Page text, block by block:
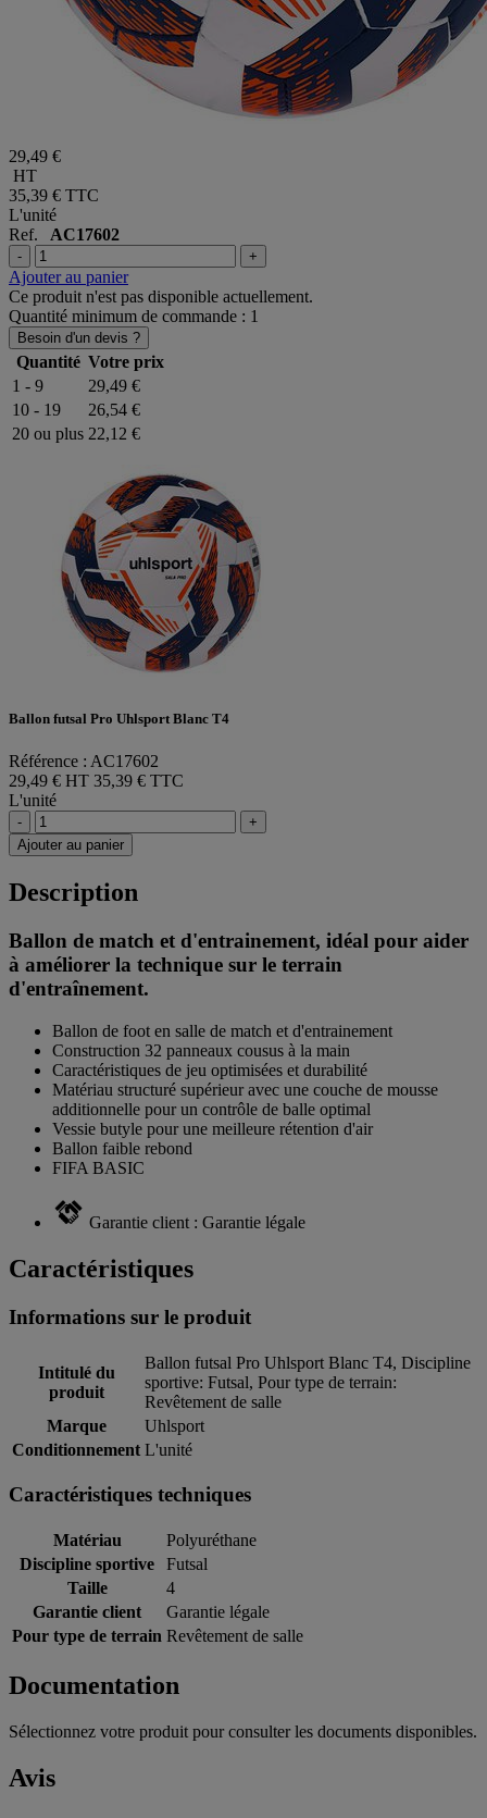
29,49 €
HT
35,39 € TTC
L'unité
Ref. AC17602
- +
Ajouter au panier
Ce produit n'est pas disponible actuellement.
Quantité minimum de commande : 1
Besoin d'un devis ?
Quantité Votre prix
1 - 9
29,49 €
10 - 19
26,54 €
20 ou plus 22,12 €
Ballon futsal Pro Uhlsport Blanc T4
Référence : AC17602
29,49 € HT 35,39 € TTC
L'unité
-
+
Ajouter au panier
Description
Ballon de match et d'entrainement, idéal pour aider
à améliorer la technique sur le terrain
d'entraînement.
Ballon de foot en salle de match et d'entrainement
Construction 32 panneaux cousus à la main
Caractéristiques de jeu optimisées et durabilité
Matériau structuré supérieur avec une couche de mousse
additionnelle pour un contrôle de balle optimal
Vessie butyle pour une meilleure rétention d'air
Ballon faible rebond
FIFA BASIC
Garantie client : Garantie légale
Caractéristiques
Informations sur le produit
Intitulé du
produit
Ballon futsal Pro Uhlsport Blanc T4, Discipline
sportive: Futsal, Pour type de terrain:
Revêtement de salle
Marque
Uhlsport
Conditionnement L'unité
Caractéristiques techniques
Matériau
Polyuréthane
Discipline sportive
Futsal
Taille
4
Garantie client
Garantie légale
Pour type de terrain Revêtement de salle
Documentation
Sélectionnez votre produit pour consulter les documents disponibles.
Avis